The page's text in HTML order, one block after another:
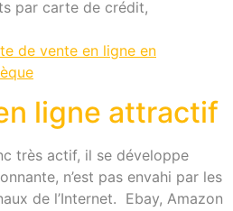
par carte de crédit,
ligne attractif
très actif, il se développe
n’est pas envahi par les
de l’Internet. Ebay, Amazon